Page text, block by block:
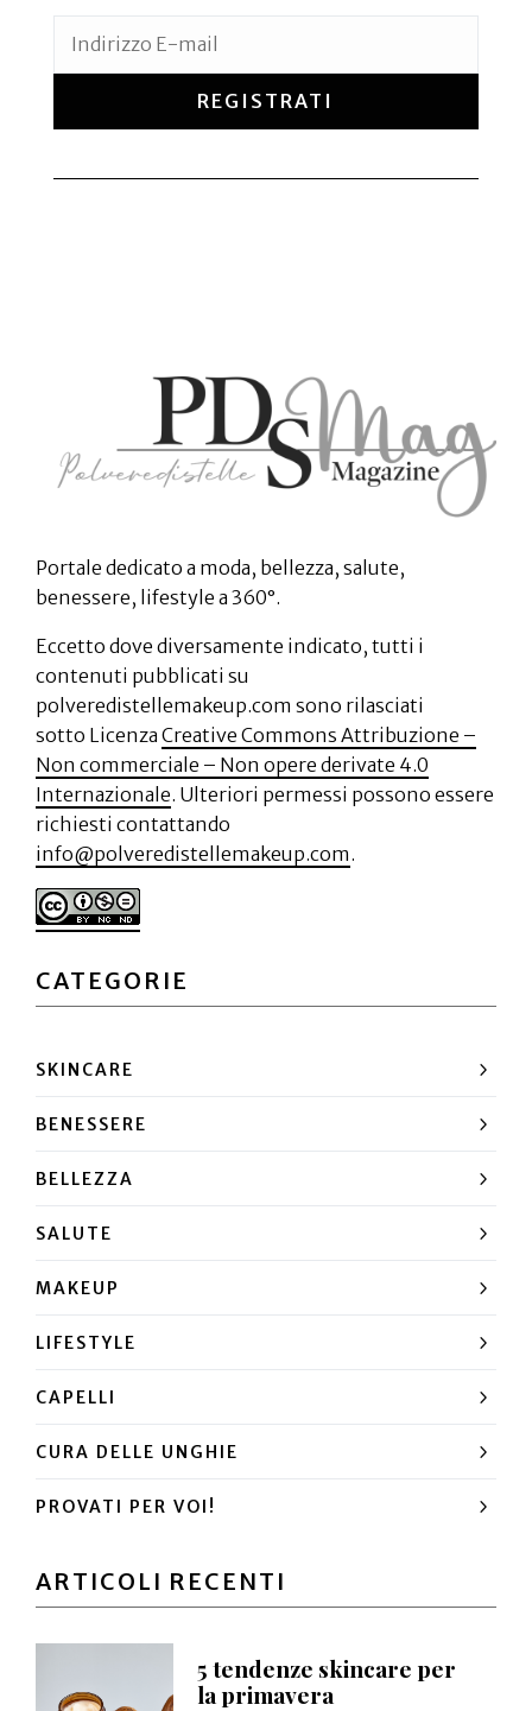
REGISTRATI
Portale dedicato a moda, bellezza, salute,
benessere, lifestyle a 360°.
Eccetto dove diversamente indicato, tutti i
contenuti pubblicati su
polveredistellemakeup.com sono rilasciati
sotto Licenza Creative Commons Attribuzione –
Non commerciale – Non opere derivate 4.0
Internazionale. Ulteriori permessi possono essere
richiesti contattando
info@polveredistellemakeup.com.
CATEGORIE
SKINCARE
BENESSERE
BELLEZZA
SALUTE
MAKEUP
LIFESTYLE
CAPELLI
CURA DELLE UNGHIE
PROVATI PER VOI!
ARTICOLI RECENTI
5 tendenze skincare per
la primavera